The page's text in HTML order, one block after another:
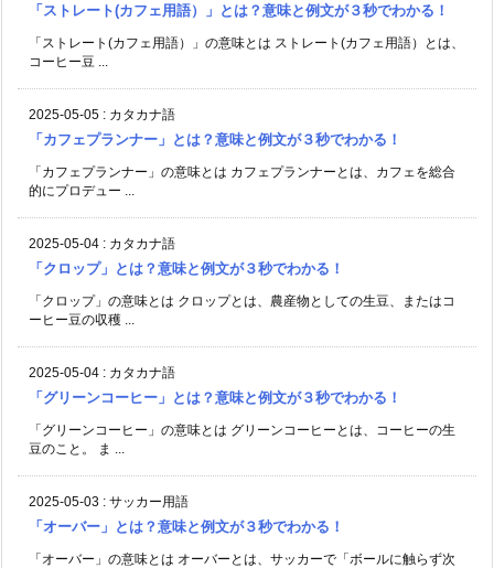
「ストレート(カフェ用語）」とは？意味と例文が３秒でわかる！
「ストレート(カフェ用語）」の意味とは ストレート(カフェ用語）とは、
コーヒー豆 ...
2025-05-05 : カタカナ語
「カフェプランナー」とは？意味と例文が３秒でわかる！
「カフェプランナー」の意味とは カフェプランナーとは、カフェを総合
的にプロデュー ...
2025-05-04 : カタカナ語
「クロップ」とは？意味と例文が３秒でわかる！
「クロップ」の意味とは クロップとは、農産物としての生豆、またはコ
ーヒー豆の収穫 ...
2025-05-04 : カタカナ語
「グリーンコーヒー」とは？意味と例文が３秒でわかる！
「グリーンコーヒー」の意味とは グリーンコーヒーとは、コーヒーの生
豆のこと。 ま ...
2025-05-03 : サッカー用語
「オーバー」とは？意味と例文が３秒でわかる！
「オーバー」の意味とは オーバーとは、サッカーで「ボールに触らず次